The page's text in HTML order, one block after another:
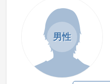
男性